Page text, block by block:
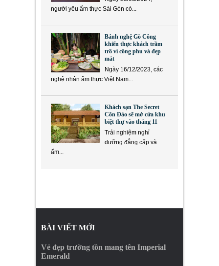
người yêu ẩm thực Sài Gòn có...
Bánh nghệ Gò Công
khiến thực khách trầm
trồ vì công phu và đẹp
mắt
Ngày 16/12/2023, các
nghệ nhân ẩm thực Việt Nam...
Khách sạn The Secret
Côn Đảo sẽ mở cửa khu
biệt thự vào tháng 11
Trải nghiệm nghỉ
dưỡng đẳng cấp và
ẩm...
BÀI VIẾT MỚI
Vẻ đẹp trường tồn mang tên Imperial
Emerald